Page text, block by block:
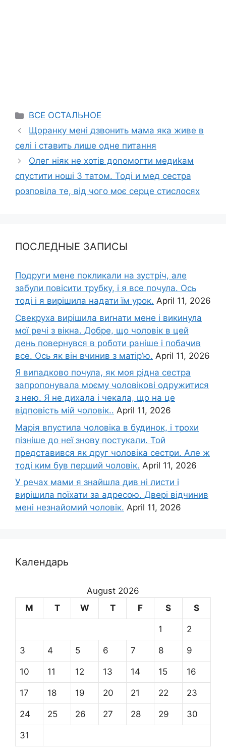
Categories
ВСЕ ОСТАЛЬНОЕ
Щоранку мені дзвонить мама яка живе в
селі і ставить лише одне питання
Олег ніяк не хотів доnомогти медиkам
спустити ноші З татом. Тоді и мед сестра
розповіла те, від чого моє серце стислосях
ПОСЛЕДНЫЕ ЗАПИСЫ
Подруги мене покликали на зустріч, але
забули повісити трубку, і я все почула. Ось
тоді і я вирішила надати їм урок. April 11, 2026
Свекруха вирішила виrнати мене і викинула
мої речі з вікна. Добре, що чоловік в цей
день повернувся в роботи раніше і побачив
все. Ось як він вчинив з матір’ю. April 11, 2026
Я випадково почула, як моя рідна сестра
запропонувала моєму чоловікові одружитися
з нею. Я не дихала і чекала, що на це
відповість мій чоловік.. April 11, 2026
Марія впустила чоловіка в будинок, і трохи
пізніше до неї знову постукали. Той
представився як друг чоловіка сестри. Але ж
тоді ким був перший чоловік. April 11, 2026
У речах мами я знайшла див ні листи і
вирішила поїхати за адресою. Двері відчинив
мені незнайомий чоловік. April 11, 2026
Календарь
August 2026
M
T W T F S S
1 2
3 4 5 6 7 8 9
10 11 12 13 14 15 16
17 18 19 20 21 22 23
24 25 26 27 28 29 30
31